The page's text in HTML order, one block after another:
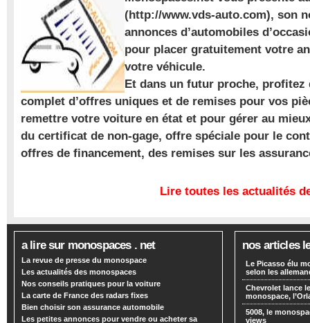
(http://www.vds-auto.com), son
annonces d’automobiles
pour placer gratuitement votre
votre véhicule.
Et dans un futur proche, profitez
complet d’offres uniques et de remises pour vos
remettre votre voiture en état et pour gérer au
du certificat de non-gage, offre spéciale pour le
offres de financement, des remises sur les
Lire toutes les actualités
a lire sur monospaces . net
La revue de presse du monospace
Les actualités des monospaces
Nos conseils pratiques pour la voiture
La carte de France des radars fixes
Bien choisir son assurance automobile
Les petites annonces pour vendre ou acheter sa
nos articles
Le Picasso élu
selon les
Chevrolet lance
monospace,
5008, le
views